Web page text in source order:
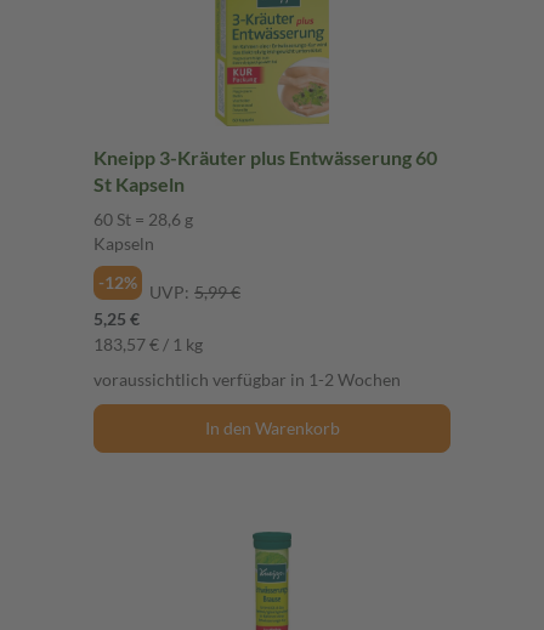
Kneipp 3-Kräuter plus Entwässerung 60
St Kapseln
60 St = 28,6 g
Kapseln
-12%
UVP: 5,99 €
5,25 €
183,57 € / 1 kg
voraussichtlich verfügbar in 1-2 Wochen
In den Warenkorb